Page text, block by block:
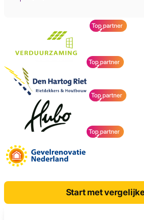
Start met